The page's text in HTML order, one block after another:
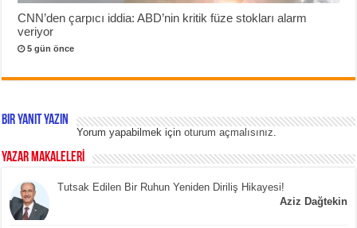
CNN’den çarpıcı iddia: ABD’nin kritik füze stokları alarm
veriyor
5 gün önce
Bir yanıt yazın
Yorum yapabilmek içinoturum açmalısınız
YAZAR MAKALELERİ
Tutsak Edilen Bir Ruhun Yeniden Diriliş Hikayesi!
Aziz Dağtekin